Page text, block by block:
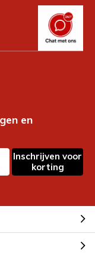
en
Inschrijven voor
korting